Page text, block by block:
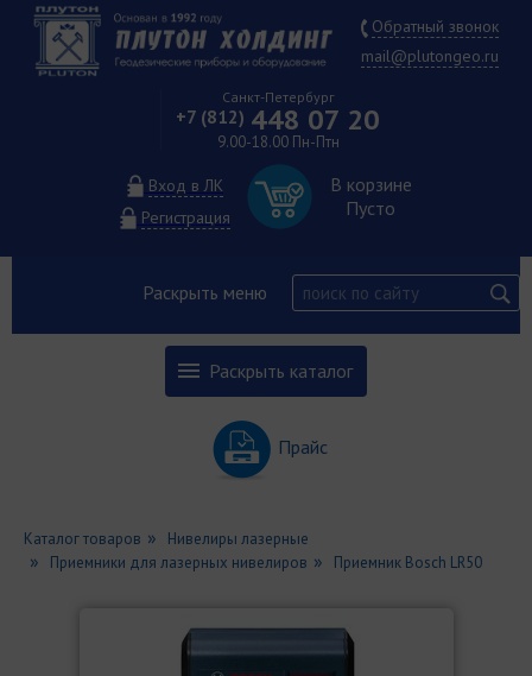
Обратный звонок
mail@plutongeo.ru
Санкт-Петербург
+7 (812) 448 07 20
9.00-18.00 Пн-Птн
Вход в ЛК
Регистрация
В корзине
Пусто
Раскрыть меню
Раскрыть каталог
Прайс
Каталог товаров
Нивелиры лазерные
Приемники для лазерных нивелиров
Приемник Bosch LR50